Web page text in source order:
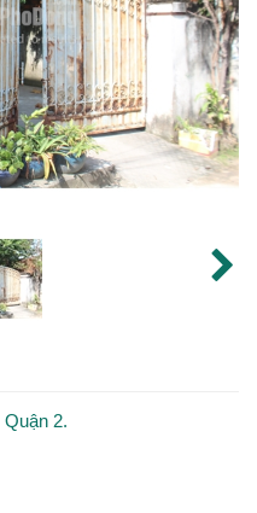
Quận 2.